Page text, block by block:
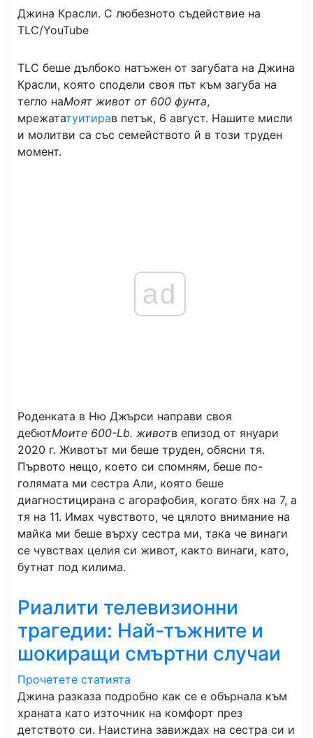
Джина Красли. С любезното съдействие на
TLC/YouTube
TLC беше дълбоко натъжен от загубата на Джина
Красли, която сподели своя път към загуба на
тегло наМоят живот от 600 фунта,
мрежататуитирав петък, 6 август. Нашите мисли
и молитви са със семейството й в този труден
момент.
ad
Роденката в Ню Джърси направи своя
дебютМоите 600-Lb. животв епизод от януари
2020 г. Животът ми беше труден, обясни тя.
Първото нещо, което си спомням, беше по-
голямата ми сестра Али, която беше
диагностицирана с агорафобия, когато бях на 7, а
тя на 11. Имах чувството, че цялото внимание на
майка ми беше върху сестра ми, така че винаги
се чувствах целия си живот, както винаги, като,
бутнат под килима.
Риалити телевизионни
трагедии: Най-тъжните и
шокиращи смъртни случаи
Прочетете статията
Джина разказа подробно как се е обърнала към
храната като източник на комфорт през
детството си. Наистина завиждах на сестра си и